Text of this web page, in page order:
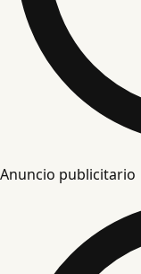
Anuncio publicitario